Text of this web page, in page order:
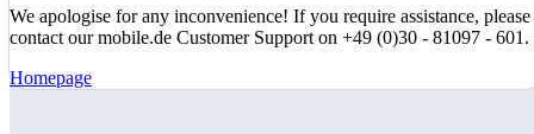
We apologise for any inconvenience! If you require assistance, please
contact our mobile.de Customer Support on +49 (0)30 - 81097 - 601.
Homepage